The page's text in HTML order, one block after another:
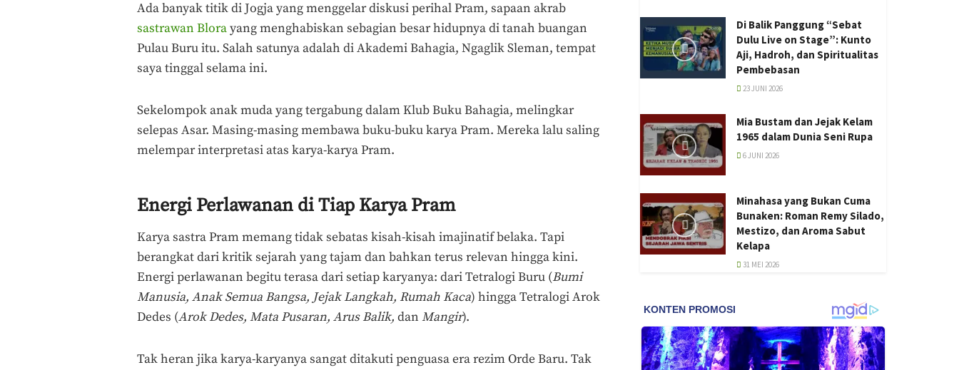
Ada banyak titik di Jogja yang menggelar diskusi perihal Pram, sapaan akrab
sastrawan Blorayang menghabiskan sebagian besar hidupnya di tanah buangan
Pulau Buru itu. Salah satunya adalah di Akademi Bahagia, Ngaglik Sleman, tempat
saya tinggal selama ini.
Sekelompok anak muda yang tergabung dalam Klub Buku Bahagia, melingkar
selepas Asar. Masing-masing membawa buku-buku karya Pram. Mereka lalu saling
melempar interpretasi atas karya-karya Pram.
Energi Perlawanan di Tiap Karya Pram
Karya sastra Pram memang tidak sebatas kisah-kisah imajinatif belaka. Tapi
berangkat dari kritik sejarah yang tajam dan bahkan terus relevan hingga kini.
Energi perlawanan begitu terasa dari setiap karyanya: dari Tetralogi Buru (Bumi
Manusia, Anak Semua Bangsa, Jejak Langkah, Rumah Kaca) hingga Tetralogi Arok
Dedes (Arok Dedes, Mata Pusaran, Arus Balik, dan Mangir).
Tak heran jika karya-karyanya sangat ditakuti penguasa era rezim Orde Baru. Tak
Di Balik Panggung “Sebat
Dulu Live on Stage”: Kunto
Aji, Hadroh, dan Spiritualitas
Pembebasan
23 JUNI 2026
Mia Bustam dan Jejak Kelam
1965 dalam Dunia Seni Rupa
6 JUNI 2026
Minahasa yang Bukan Cuma
Bunaken: Roman Remy Silado,
Mestizo, dan Aroma Sabut
Kelapa
31 MEI 2026